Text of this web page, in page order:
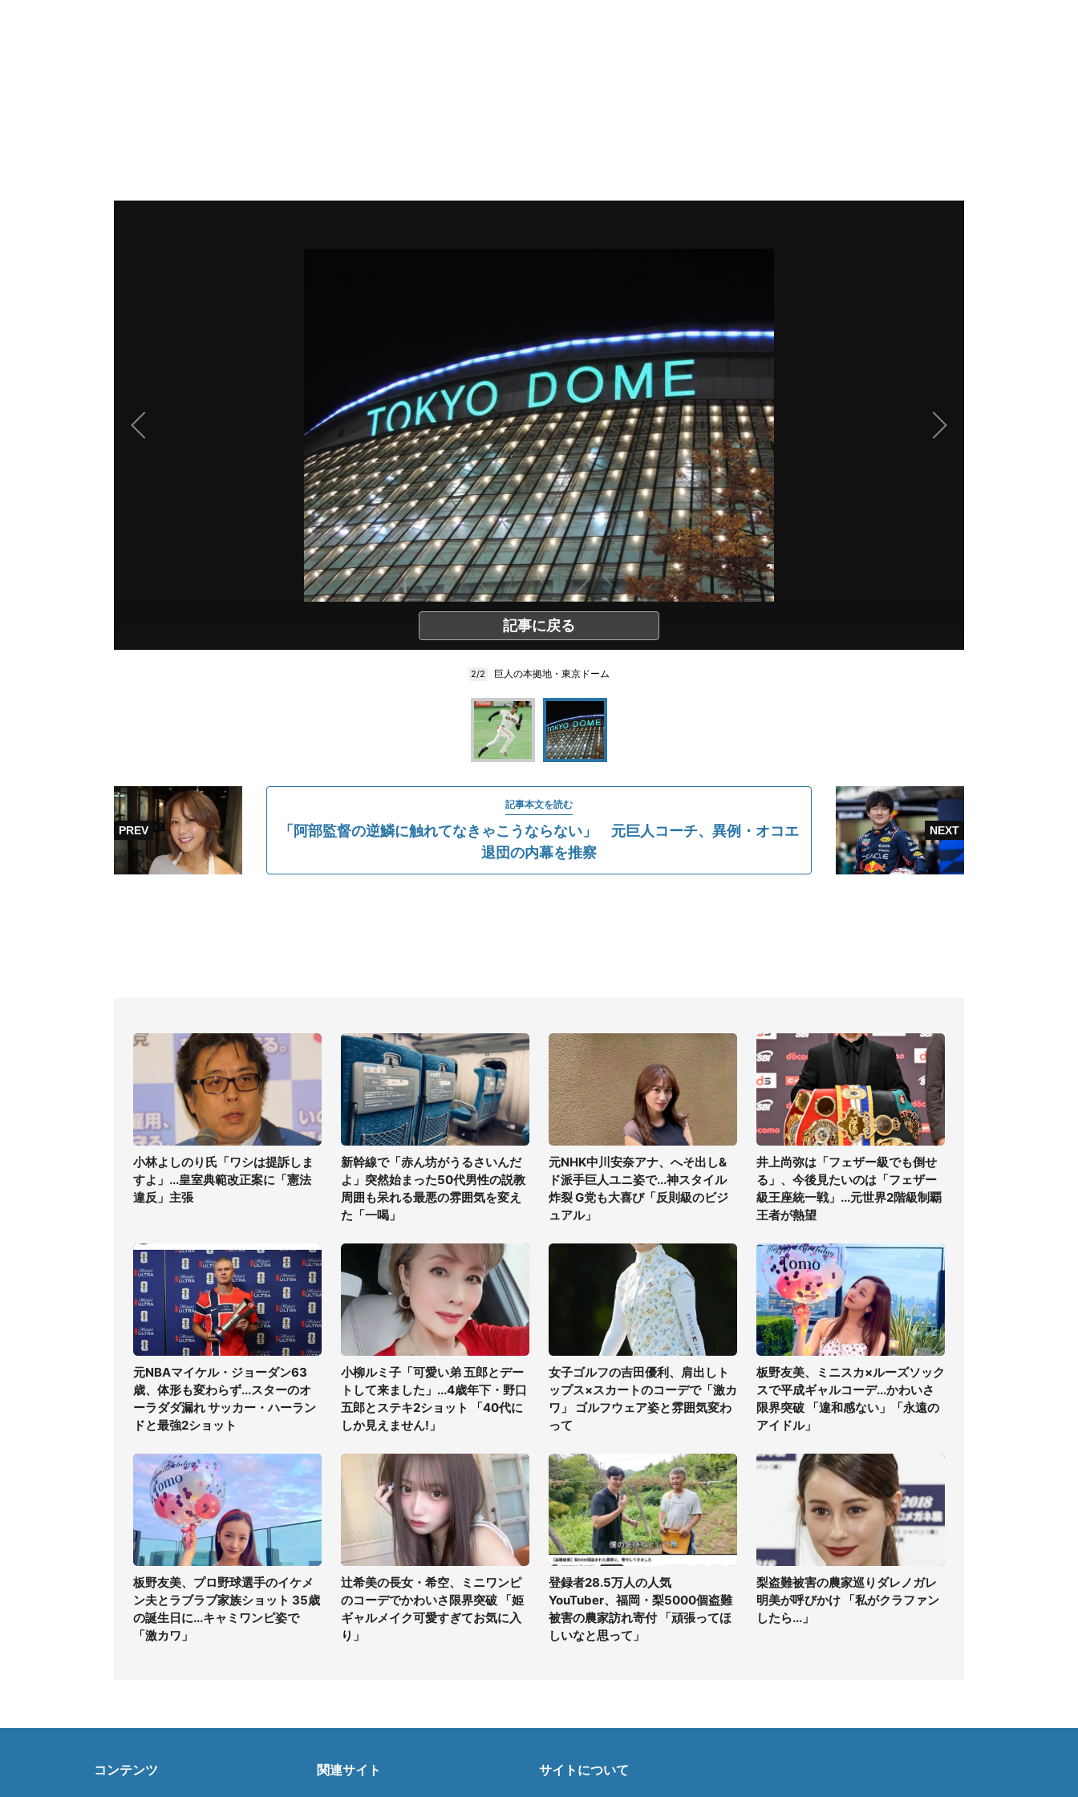
記事に戻る
2/2 巨人の本拠地・東京ドーム
記事本文を読む
「阿部監督の逆鱗に触れてなきゃこうならない」 元巨人コーチ、異例・オコエ
退団の内幕を推察
小林よしのり氏「ワシは提訴しま
すよ」...皇室典範改正案に「憲法
違反」主張
新幹線で「赤ん坊がうるさいんだ
よ」突然始まった50代男性の説教
周囲も呆れる最悪の雰囲気を変え
た「一喝」
元NHK中川安奈アナ、へそ出し&
ド派手巨人ユニ姿で...神スタイル
炸裂 G党も大喜び「反則級のビジ
ュアル」
井上尚弥は「フェザー級でも倒せ
る」、今後見たいのは「フェザー
級王座統一戦」...元世界2階級制覇
王者が熱望
元NBAマイケル・ジョーダン63
歳、体形も変わらず...スターのオ
ーラダダ漏れ サッカー・ハーラン
ドと最強2ショット
小柳ルミ子「可愛い弟 五郎とデー
トして来ました」...4歳年下・野口
五郎とステキ2ショット 「40代に
しか見えません!」
女子ゴルフの吉田優利、肩出しト
ップス×スカートのコーデで「激カ
ワ」 ゴルフウェア姿と雰囲気変わ
って
板野友美、ミニスカ×ルーズソック
スで平成ギャルコーデ...かわいさ
限界突破 「違和感ない」「永遠の
アイドル」
板野友美、プロ野球選手のイケメ
ン夫とラブラブ家族ショット 35歳
の誕生日に...キャミワンピ姿で
「激カワ」
辻希美の長女・希空、ミニワンピ
のコーデでかわいさ限界突破 「姫
ギャルメイク可愛すぎてお気に入
り」
登録者28.5万人の人気
YouTuber、福岡・梨5000個盗難
被害の農家訪れ寄付 「頑張ってほ
しいなと思って」
梨盗難被害の農家巡りダレノガレ
明美が呼びかけ 「私がクラファン
したら...」
コンテンツ 関連サイト サイトについて